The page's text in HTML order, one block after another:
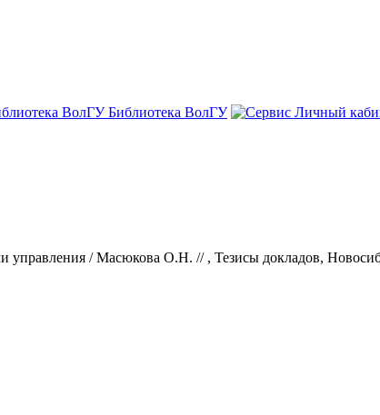
Библиотека ВолГУ
управления / Масюкова О.Н. // , Тезисы докладов,